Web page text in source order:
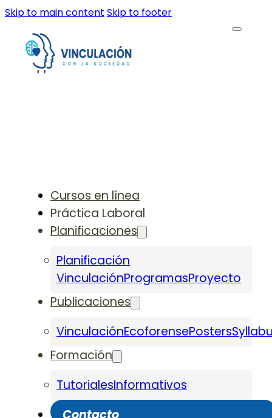
Skip to main content Skip to footer
Cursos en línea
Práctica Laboral
Planificaciones
Planificación
VinculaciónProgramasProyecto
Publicaciones
VinculaciónEcoforensePosters
Formación
TutorialesInformativos